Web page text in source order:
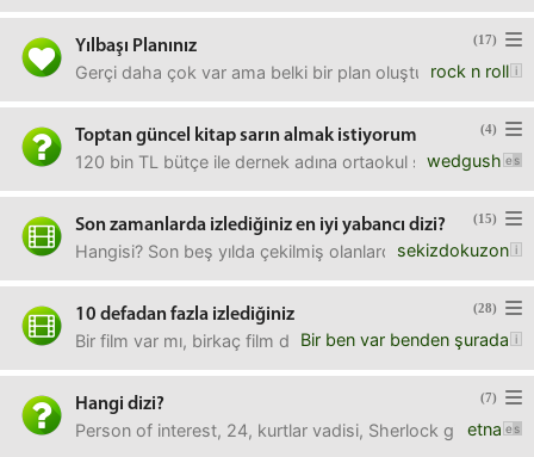
(17)
Yılbaşı Planınız
rock n roll
Gerçi daha çok var ama belki bir plan oluşturmuşsunuzdur.
(4)
Toptan güncel kitap sarın almak istiyorum
wedgush
120 bin TL bütçe ile dernek adına ortaokul seviyesine
(15)
Son zamanlarda izlediğiniz en iyi yabancı dizi?
sekizdokuzon
Hangisi? Son beş yılda çekilmiş olanlardan.Teşekkür
(28)
10 defadan fazla izlediğiniz
Bir ben var benden şurada
Bir film var mı, birkaç film de olabilir.
(7)
Hangi dizi?
etna
Person of interest, 24, kurtlar vadisi, Sherlock gibi